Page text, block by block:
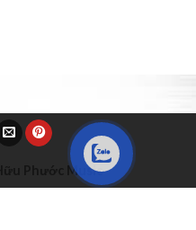
Hữu Phước Music